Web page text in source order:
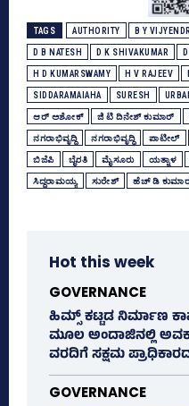
TAGS AUTHORITY B Y
D B NATESH D K SHIVAKUMAR
H D KUMARSWAMY H V RAJEEV
SIDDARAMAIAHA SURESH
ಆರ್‌ ಅಶೋಕ್‌ ಜಿ ಟಿ ದಿನೇಶ್‌ ಕುಮಾರ್
ನಗರಾಭಿವೃದ್ದಿ ನಗರಾಭಿವೃದ್ಧಿ ಪಾಟೀಲ್‌
ಬಿಜೆಪಿ ಬೈರತಿ ಮೈಸೂರು ಯತ್ನಾಳ
ಸಿದ್ದರಾಮಯ್ಯ ಸುರೇಶ್‌ ಹೆಚ್‌ ಡಿ
Hot this week
GOVERNANCE
ಹಿಮ್ಸ್‌ ಕಟ್ಟಡ ನಿರ್ಮಾಣ
ಮೂಲ ಅಂದಾಜಿನಲ್ಲಿ
ವರದಿಗೆ ಸಕ್ಷಮ
GOVERNANCE